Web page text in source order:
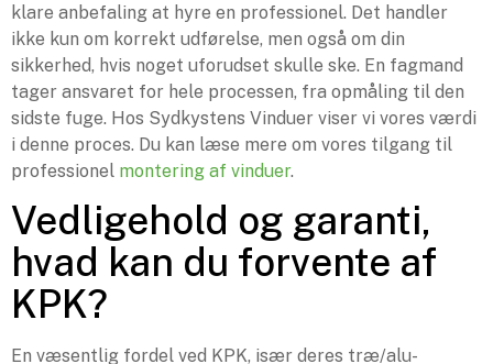
klare anbefaling at hyre en professionel. Det handler
ikke kun om korrekt udførelse, men også om din
sikkerhed, hvis noget uforudset skulle ske. En fagmand
tager ansvaret for hele processen, fra opmåling til den
sidste fuge. Hos Sydkystens Vinduer viser vi vores værdi
i denne proces. Du kan læse mere om vores tilgang til
professionel montering af vinduer.
Vedligehold og garanti,
hvad kan du forvente af
KPK?
En væsentlig fordel ved KPK, især deres træ/alu-